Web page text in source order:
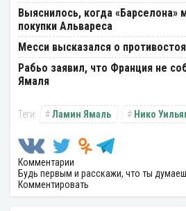
Выяснилось, когда «Барселона»
покупки Альвареса
Месси высказался о
Рабьо заявил, что Франция не
Ямаля
Ламин Ямаль Нико
Комментарии
Будь первым и расскажи, что ты
Комментировать